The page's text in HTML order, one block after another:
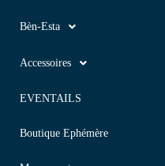
Bèn-Esta
Accessoires
EVENTAILS
Boutique Ephémère